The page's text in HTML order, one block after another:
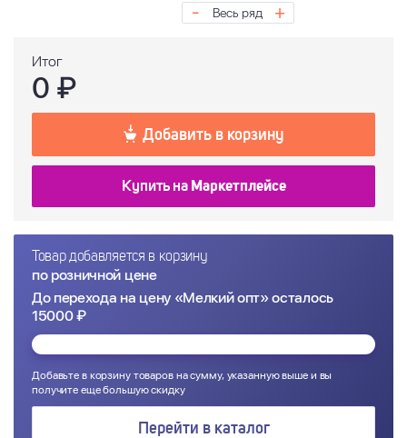
- Весь ряд +
Итог
0 ₽
Добавить в корзину
Купить на Маркетплейсе
Товар добавляется в корзину
по розничной цене
До перехода на цену «Мелкий опт» осталось
15000 ₽
Добавьте в корзину товаров на сумму, указанную выше и вы
получите еще большую скидку
Перейти в каталог